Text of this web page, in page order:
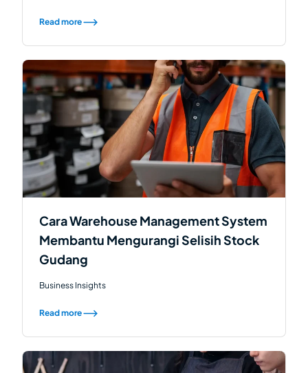
Read more
Cara Warehouse Management System
Membantu Mengurangi Selisih Stock
Gudang
Business Insights
Read more